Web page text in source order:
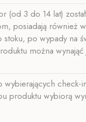
(od 3 do 14 lat)
posiadają również
po wypady na
można
wybierających
produktu wybiorą